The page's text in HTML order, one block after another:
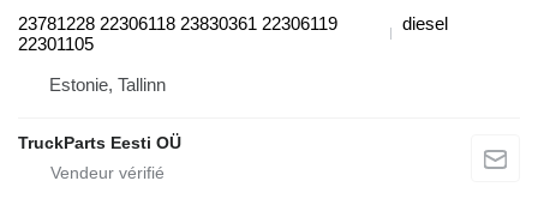
23781228 22306118 23830361 22306119
22301105
diesel
Estonie, Tallinn
TruckParts Eesti OÜ